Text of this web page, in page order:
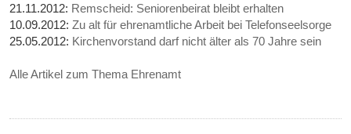
21.11.2012: Remscheid: Seniorenbeirat bleibt erhalten
10.09.2012:Zu alt für ehrenamtliche Arbeit bei Telefonseelsorge
25.05.2012: Kirchenvorstand darf nicht älter als 70 Jahre sein
Alle Artikel zum Thema Ehrenamt